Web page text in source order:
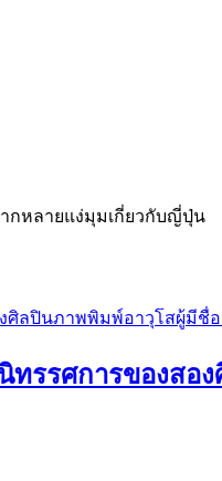
กหลายแง่มุมเกี่ยวกับญี่ปุ่น
ทรรศการของส